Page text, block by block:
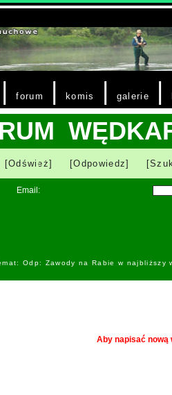
|forum | komis | galerie |
[Odśwież] [Odpowiedz]
Email:
Odp: Zawody na Rabie w
Aby napisać nową